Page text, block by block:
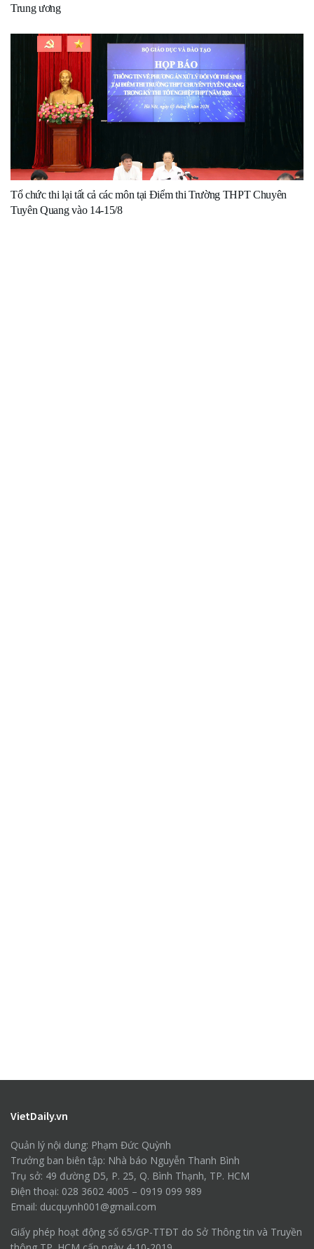
Trung ương
Tổ chức thi lại tất cả các môn tại Điểm thi Trường THPT Chuyên
Tuyên Quang vào 14-15/8
VietDaily.vn
Quản lý nội dung: Phạm Đức Quỳnh
Trưởng ban biên tập: Nhà báo Nguyễn Thanh Bình
Trụ sở: 49 đường D5, P. 25, Q. Bình Thạnh, TP. HCM
Điện thoại: 028 3602 4005 – 0919 099 989
Email: ducquynh001@gmail.com
Giấy phép hoạt động số 65/GP-TTĐT do Sở Thông tin và Truyền